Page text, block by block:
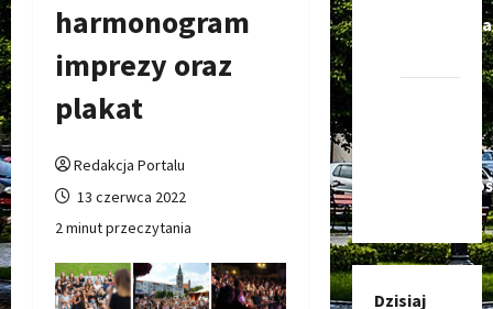
harmonogram
imprezy oraz
plakat
Redakcja Portalu
13 czerwca 2022
2 minut przeczytania
Ogłoszenia
Dzisiaj